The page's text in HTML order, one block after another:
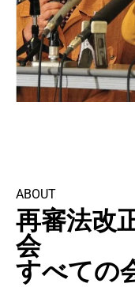
ABOUT
再審法改
会
すべての